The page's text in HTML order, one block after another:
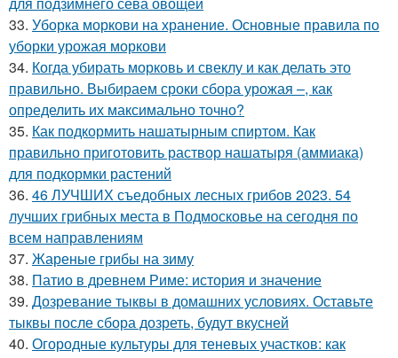
33. Уборка моркови на хранение. Основные правила по
уборки урожая моркови
34. Когда убирать морковь и свеклу и как делать это
правильно. Выбираем сроки сбора урожая –, как
определить их максимально точно?
35. Как подкормить нашатырным спиртом. Как
правильно приготовить раствор нашатыря (аммиака)
для подкормки растений
36. 46 ЛУЧШИХ съедобных лесных грибов 2023. 54
лучших грибных места в Подмосковье на сегодня по
всем направлениям
37. Жареные грибы на зиму
38. Патио в древнем Риме: история и значение
39. Дозревание тыквы в домашних условиях. Оставьте
тыквы после сбора дозреть, будут вкусней
40. Огородные культуры для теневых участков: как